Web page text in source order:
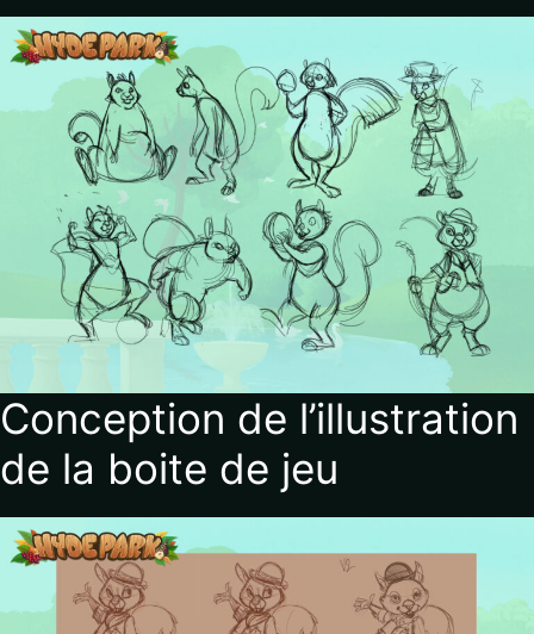
Conception de l’illustration
de la boite de jeu